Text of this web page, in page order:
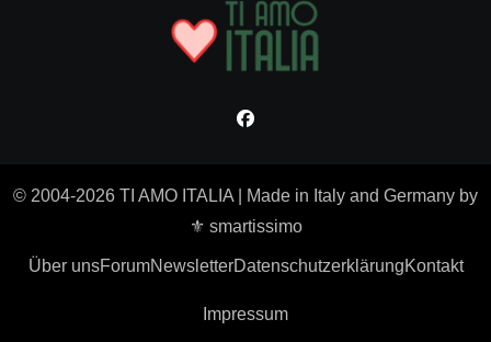
© 2004-2026 TI AMO ITALIA
Made in Italy and Germany by
⚜ smartissimo
Über unsForumNewsletterDatenschutzerklärungKontakt
Impressum